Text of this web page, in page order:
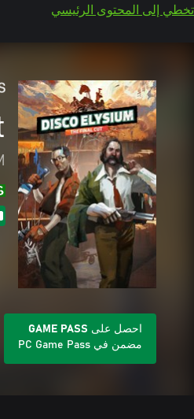
تخطي إلى المحتوى الرئيسي
احصل على GAME PASS
مضمن في PC Game Pass